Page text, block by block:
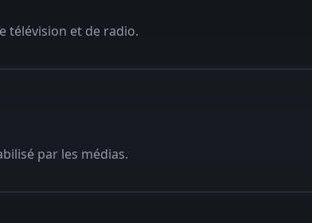
télévision et de radio.
par les médias.